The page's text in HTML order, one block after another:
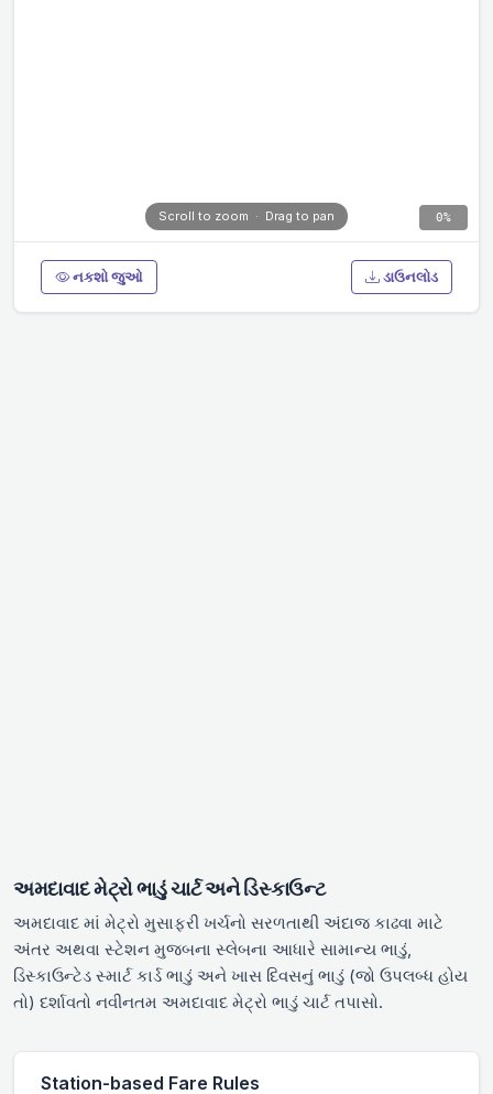
0%
Scroll to zoom · Drag to pan
નકશો જુઓ ડાઉનલોડ
અમદાવાદ મેટ્રો ભાડું ચાર્ટ અને ડિસ્કાઉન્ટ
અમદાવાદ માં મેટ્રો મુસાફરી ખર્ચનો સરળતાથી અંદાજ કાઢવા માટે
અંતર અથવા સ્ટેશન મુજબના સ્લેબના આધારે સામાન્ય ભાડું,
ડિસ્કાઉન્ટેડ સ્માર્ટ કાર્ડ ભાડું અને ખાસ દિવસનું ભાડું (જો ઉપલબ્ધ હોય
તો) દર્શાવતો નવીનતમ અમદાવાદ મેટ્રો ભાડું ચાર્ટ તપાસો.
Station-based Fare Rules